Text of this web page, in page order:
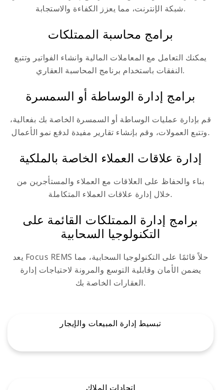
شبكة الإنترنت، مما يعزز الكفاءة والاستجابة.
برامج محاسبة الممتلكات
يمكنك التعامل مع المعاملات المالية وانشاء الفواتير وتتبع
النفقات باستخدام برنامج المحاسبة العقاري.
برامج إدارة الوساطة أو السمسرة
قم بإدارة عمليات الوساطة أو السمسرة الخاصة بك بفعالية،
وتتبع العمولات، وقم بإنشاء تقارير مفيدة لدفع نمو الأعمال.
إدارة علاقات العملاء الخاصة بالملكية
بناء والحفاظ على العلاقات مع العملاء والمستأجرين من
خلال إدارة علاقات العملاء المتكاملة.
برامج إدارة الممتلكات القائمة على
التكنولوجيا السحابية
يعد Focus REMS حلاً قائمًا على التكنولوجيا السحابية، مما
يضمن الأمان وقابلية التوسع والمرونة لاحتياجات إدارة
العقارات الخاصة بك.
تبسيط إدارة المبيعات والإيجار
اتحادات الملاك